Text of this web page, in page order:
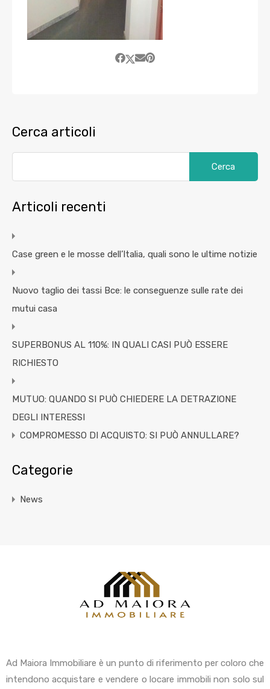
Cerca articoli
Articoli recenti
Case green e le mosse dell’Italia, quali sono le ultime notizie
Nuovo taglio dei tassi Bce: le conseguenze sulle rate dei
mutui casa
SUPERBONUS AL 110%: IN QUALI CASI PUÒ ESSERE
RICHIESTO
MUTUO: QUANDO SI PUÒ CHIEDERE LA DETRAZIONE
DEGLI INTERESSI
COMPROMESSO DI ACQUISTO: SI PUÒ ANNULLARE?
Categorie
News
Ad Maiora Immobiliare è un punto di riferimento per coloro che
intendono acquistare e vendere o locare immobili non solo sul